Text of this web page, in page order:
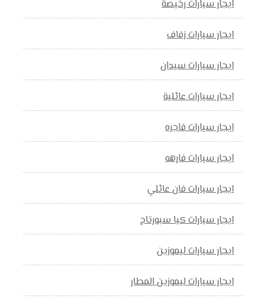
ايجار سيارات رخيصة
ايجار سيارات زفاف
ايجار سيارات سيدان
ايجار سيارات عائلية
ايجار سيارات فاجره
ايجار سيارات فارهه
ايجار سيارات فان عائلي
ايجار سيارات كيا سبورتاج
ايجار سيارات ليموزين
ايجار سيارات ليموزين المطار